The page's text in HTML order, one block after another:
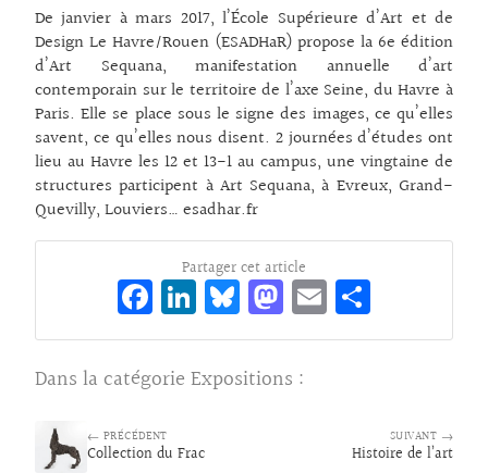
De janvier à mars 2017, l’École Supérieure d’Art et de
Design Le Havre/Rouen (ESADHaR) propose la 6e édition
d’Art Sequana, manifestation annuelle d’art
contemporain sur le territoire de l’axe Seine, du Havre à
Paris. Elle se place sous le signe des images, ce qu’elles
savent, ce qu’elles nous disent. 2 journées d’études ont
lieu au Havre les 12 et 13-1 au campus, une vingtaine de
structures participent à Art Sequana, à Evreux, Grand-
Quevilly, Louviers… esadhar.fr
Partager cet article
Fa
ce
bo
o
k
Li
n
ke
dI
n
Bl
ue
sk
y
M
as
to
d
E
m rt
Dans la catégorie Expositions :
← PRÉCÉDENT
Collection du Frac
SUIVANT →
Histoire de l’art